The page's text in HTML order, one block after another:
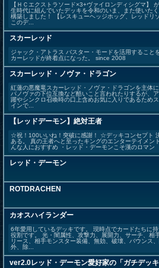
【ＨＣエクストラソード×3+ヴァイロンディシグマ】
生時代に組んでいたデッキを令和のいま、また使いた
構築しました！ 【レスキューヘッジホッグ、レッドリ
このデ...
スカーレッド
ジャック・アトラス バスター・モードを活用すること
カーレッドが終着点になった。 since 2008
スカーレッド・ノヴァ・ドラゴン
紅蓮の悪魔竜スカーレッド・ノヴァ・ドラゴンを主体
パノヴァの下位互換など酷いこと言われたりするが、
躍やシンクロ召喚時の口上含めお気に入りであるため
インで...
【レッドデーモン】絶対王者
☆祝！100いいね！突破に感謝！ ☆デッキコンセプト
ある。 真の王者へと至ったキングのエンターテイメン
んな人におすすめ ・レッド・デーモンこそ漢のロマン
レッド・デーモン
ROTDRACHEN
カオスハイランダー
6年愛用しているデッキです。 現時点でカードたちに
役割です。 光・闇属性、攻撃力、展開力、サーチ、相
リース、相手モンスター装備、無効、破壊、バウンス
外、除...
ver2.0レッド・デーモン愛好家の「ガチデッキ